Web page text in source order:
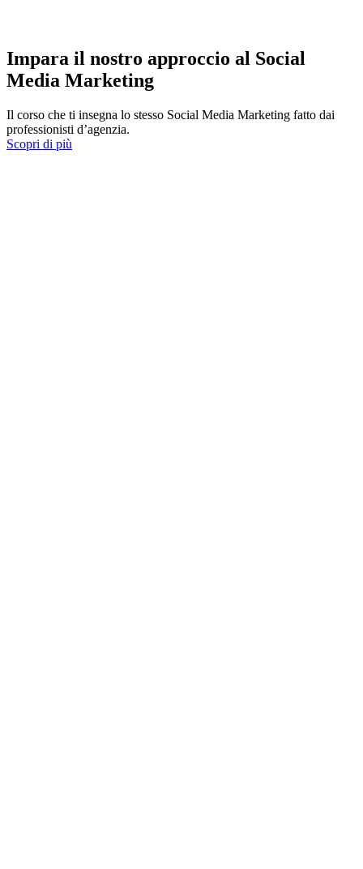
Impara il nostro approccio al Social
Media Marketing
Il corso che ti insegna lo stesso Social Media Marketing fatto dai
professionisti d’agenzia.
Scopri di più